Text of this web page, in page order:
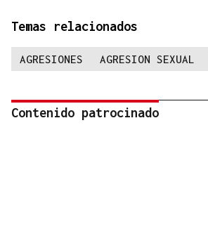
Temas relacionados
AGRESIONES AGRESION SEXUAL
Contenido patrocinado